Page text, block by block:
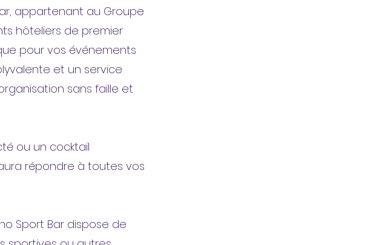
appartenant au Groupe
hôteliers de premier
pour vos événements
et un service
sans faille et
ou un cocktail
répondre à toutes vos
Sport Bar dispose de